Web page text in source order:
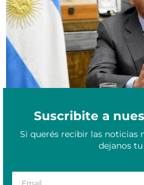
Suscribite a
Si querés recibir las noticias
dejanos